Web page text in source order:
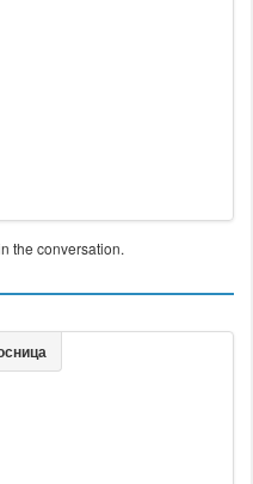
the conversation.